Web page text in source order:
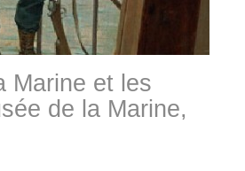
Marine et les
de la Marine,